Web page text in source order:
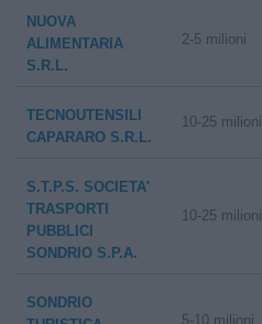
NUOVA
ALIMENTARIA
S.R.L.
2-5 milioni
TECNOUTENSILI
CAPARARO S.R.L.
10-25 milioni
S.T.P.S. SOCIETA'
TRASPORTI
PUBBLICI
SONDRIO S.P.A.
10-25 milioni
SONDRIO
5-10 milioni